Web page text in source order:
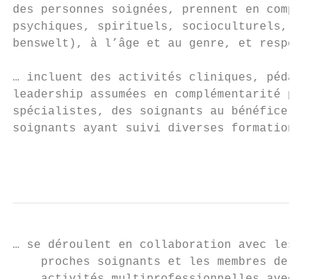
des personnes soignées, prennent en
psychiques, spirituels, socioculturels, liés
benswelt), à l’âge et au genre, et
… incluent des activités cliniques,
leadership assumées en complémentarité
spécialistes, des soignants au bénéfice
soignants ayant suivi diverses formations
… se déroulent en collaboration avec les
proches soignants et les membres de